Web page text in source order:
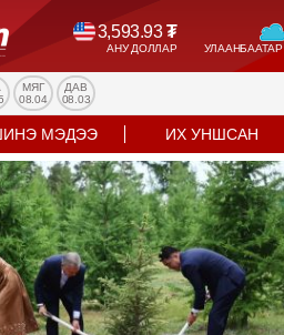
3,593.93₮
АНУ ДОЛЛАР
МЯГ
08.04
ДАВ
08.03
МЭДЭЭ ИХ УНШСАН